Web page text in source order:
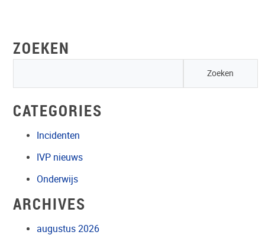
ZOEKEN
CATEGORIES
Incidenten
IVP nieuws
Onderwijs
ARCHIVES
augustus 2026